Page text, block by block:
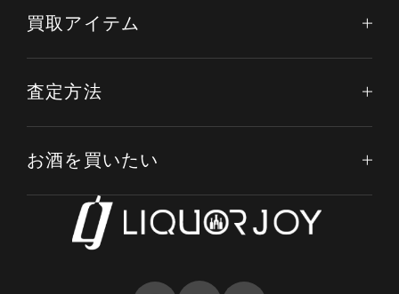
買取アイテム
査定方法
お酒を買いたい